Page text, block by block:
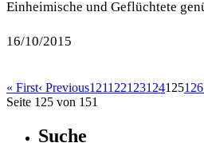
Einheimische und Geflüchtete
16/10/2015
« First‹ Previous121122123124125126
Seite 125 von 151
Suche